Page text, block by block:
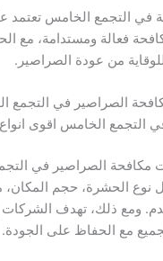
في التجمع الخامس تعتمد
فعالة ومستدامة، مع
من عودة الصراصير.
الصراصير في
التجمع الخامس اقوى انواع
مكافحة الصراصير في
الحشرة، حجم المكان،
ومع ذلك، تهدف الشركات
مع الحفاظ على الجودة.